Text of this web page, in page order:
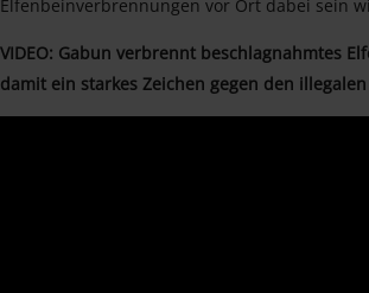
Elfenbeinverbrennungen vor Ort dabei sein
VIDEO: Gabun verbrennt beschlagnahmtes
damit ein starkes Zeichen gegen den